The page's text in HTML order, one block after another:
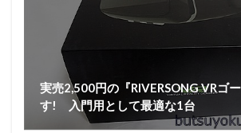
実売2,500円の『RIVERSONG VRゴ
す! 入門用として最適な1台